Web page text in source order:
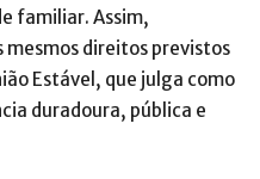
familiar. Assim,
mesmos direitos previstos
Estável, que julga como
duradoura, pública e